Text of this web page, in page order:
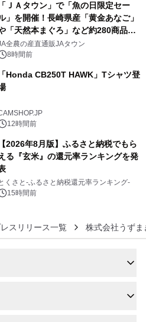
「ＪＡタウン」で「魚の日限定セー
」を開催！長崎県産「黄金あなご」
「天然本まぐろ」など約280商品を
売！～毎月１０日の定例企画～
全農の産直通販JAタウン
8時間前
「Honda CB250T HAWK」Tシャツ登
12時間前
【2026年8月版】ふるさと納税でもら
る『玄米』の還元率ランキングを発
くさと-ふるさと納税還元率ランキング-
15時間前
スリリース一覧 株式会社うずま